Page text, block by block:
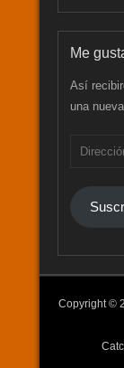
Me
Así
una
Dirección
correo
electrónico
Copyright ©